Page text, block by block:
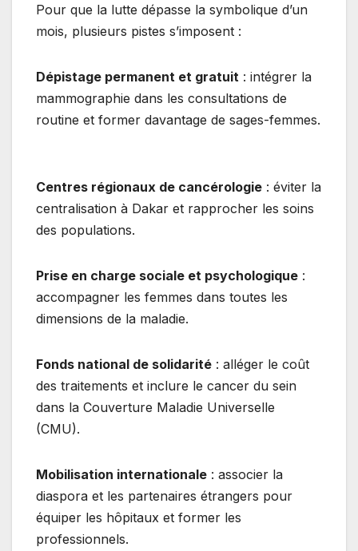
Pour que la lutte dépasse la symbolique d’un
mois, plusieurs pistes s’imposent :
Dépistage permanent et gratuit : intégrer la
mammographie dans les consultations de
routine et former davantage de sages-femmes.
Centres régionaux de cancérologie : éviter la
centralisation à Dakar et rapprocher les soins
des populations.
Prise en charge sociale et psychologique :
accompagner les femmes dans toutes les
dimensions de la maladie.
Fonds national de solidarité : alléger le coût
des traitements et inclure le cancer du sein
dans la Couverture Maladie Universelle
(CMU).
Mobilisation internationale : associer la
diaspora et les partenaires étrangers pour
équiper les hôpitaux et former les
professionnels.